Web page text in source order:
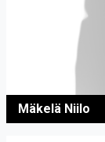
Mäkelä Niilo